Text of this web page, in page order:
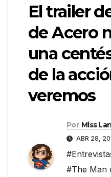
El trailer
de Acero
una
de la
veremos
Por Miss
ABR 28,
#The Man